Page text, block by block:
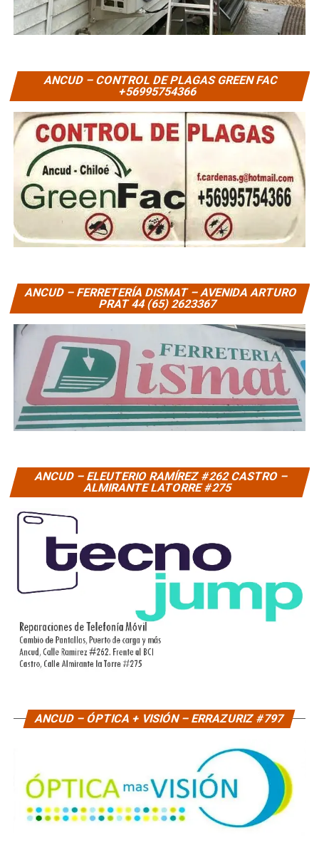
ANCUD – CONTROL DE PLAGAS GREEN FAC
+56995754366
ANCUD – FERRETERÍA DISMAT – AVENIDA ARTURO
PRAT 44 (65) 2623367
ANCUD – ELEUTERIO RAMÍREZ #262 CASTRO –
ALMIRANTE LATORRE #275
ANCUD – ÓPTICA + VISIÓN – ERRAZURIZ #797